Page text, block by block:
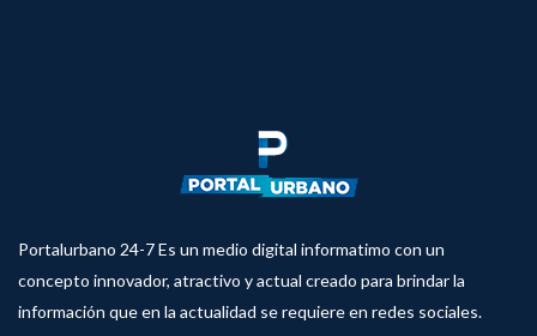
Portalurbano 24-7 Es un medio digital informatimo con un
concepto innovador, atractivo y actual creado para brindar la
información que en la actualidad se requiere en redes sociales.